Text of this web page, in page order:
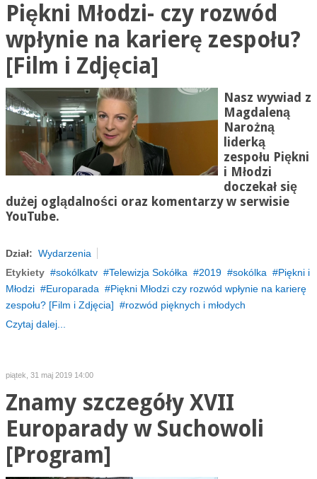
Piękni Młodzi- czy rozwód
wpłynie na karierę zespołu?
[Film i Zdjęcia]
Nasz wywiad z
Magdaleną
Narożną
liderką
zespołu Piękni
i Młodzi
doczekał się
dużej oglądalności oraz komentarzy w serwisie
YouTube.
Dział: Wydarzenia
Etykiety
sokólkatv Telewizja Sokółka 2019 sokólka
Piękni i
Młodzi
Europarada
Piękni Młodzi czy rozwód wpłynie na karierę
zespołu? [Film i Zdjęcia]
rozwód pięknych i młodych
Czytaj dalej...
piątek, 31 maj 2019 14:00
Znamy szczegóły XVII
Europarady w Suchowoli
[Program]